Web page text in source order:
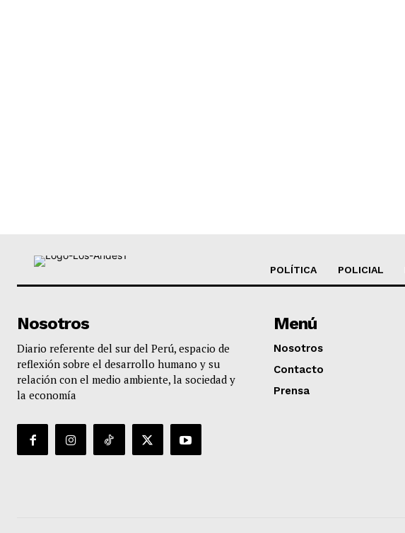
POLÍTICA POLICIAL
Nosotros
Diario referente del sur del Perú, espacio de
reflexión sobre el desarrollo humano y su
relación con el medio ambiente, la sociedad y
la economía
Menú
Nosotros
Contacto
Prensa